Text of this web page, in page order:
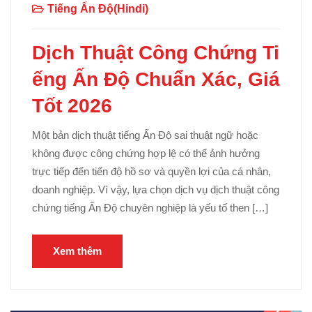
Tiếng Ấn Độ(Hindi)
Dịch Thuật Công Chứng Ti
ếng Ấn Độ Chuẩn Xác, Giá
Tốt 2026
Một bản dịch thuật tiếng Ấn Độ sai thuật ngữ hoặc
không được công chứng hợp lệ có thể ảnh hưởng
trực tiếp đến tiến độ hồ sơ và quyền lợi của cá nhân,
doanh nghiệp. Vì vậy, lựa chọn dịch vụ dịch thuật công
chứng tiếng Ấn Độ chuyên nghiệp là yếu tố then […]
Xem thêm